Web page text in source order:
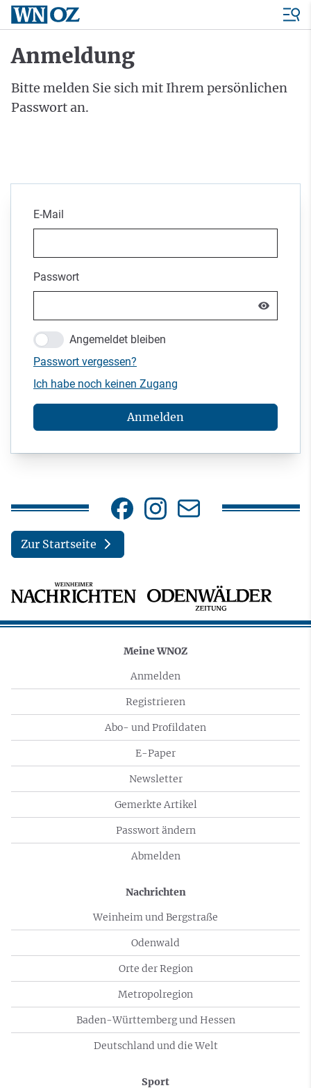
Anmeldung
Bitte melden Sie sich mit Ihrem persönlichen
Passwort an.
E-Mail
Passwort
Angemeldet bleiben
Passwort vergessen?
Ich habe noch keinen Zugang
Anmelden
Zur Startseite
Meine WNOZ
Anmelden
Registrieren
Abo- und Profildaten
E-Paper
Newsletter
Gemerkte Artikel
Passwort ändern
Abmelden
Nachrichten
Weinheim und Bergstraße
Odenwald
Orte der Region
Metropolregion
Baden-Württemberg und Hessen
Deutschland und die Welt
Sport